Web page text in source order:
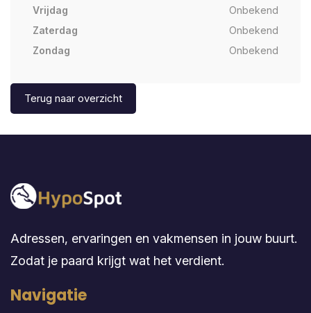
Vrijdag
Onbekend
Zaterdag
Onbekend
Zondag
Onbekend
Terug naar overzicht
Adressen, ervaringen en vakmensen in jouw buurt.
Zodat je paard krijgt wat het verdient.
Navigatie